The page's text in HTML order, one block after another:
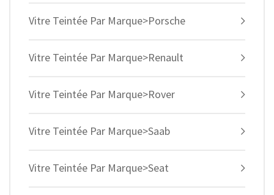
Vitre Teintée Par Marque>Porsche
Vitre Teintée Par Marque>Renault
Vitre Teintée Par Marque>Rover
Vitre Teintée Par Marque>Saab
Vitre Teintée Par Marque>Seat